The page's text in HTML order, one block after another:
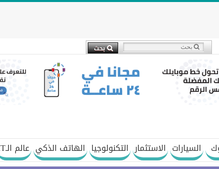
السيارات الاستثمار التكنولوجيا الهاتف الذكي عالم الـIT